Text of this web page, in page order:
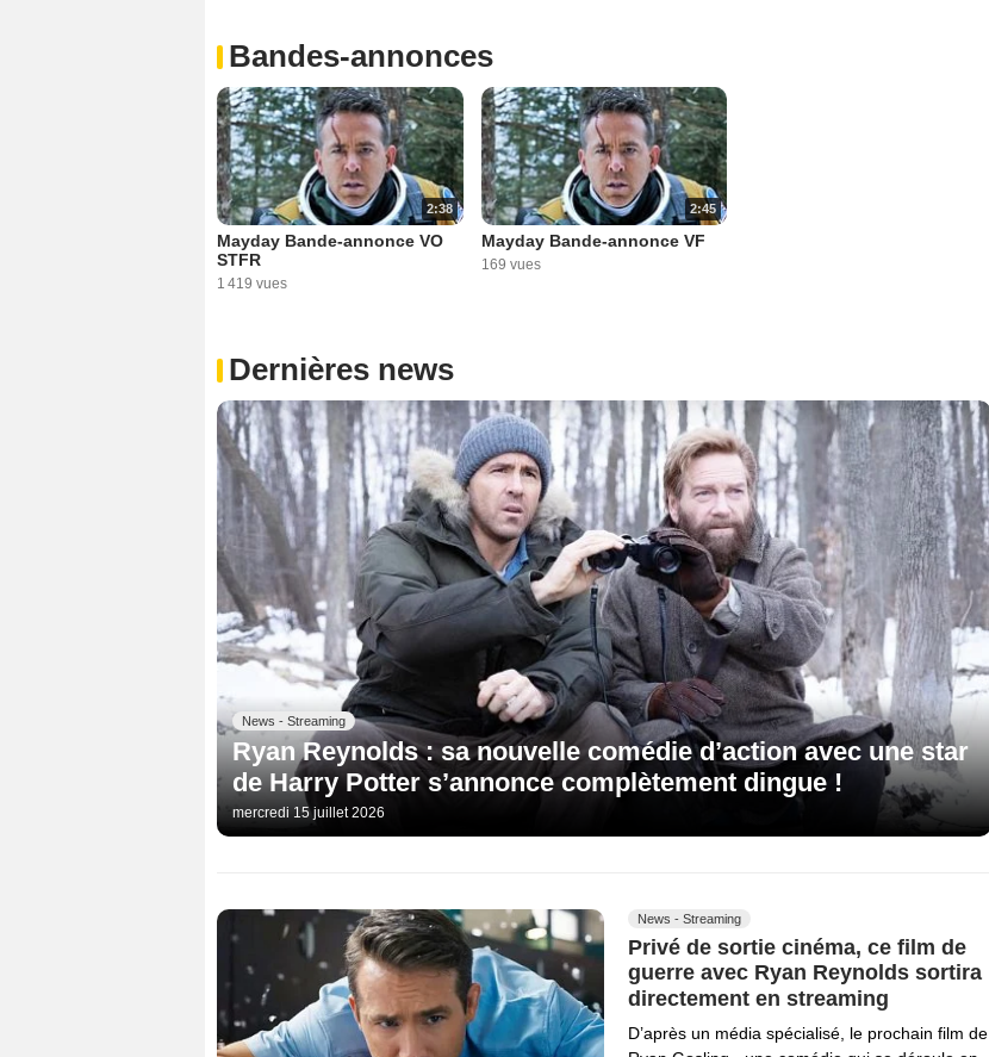
Bandes-annonces
2:38
Mayday Bande-annonce VO
STFR
1 419 vues
2:45
Mayday Bande-annonce VF
169 vues
Dernières news
News - Streaming
Ryan Reynolds : sa nouvelle comédie d’action avec une star
de Harry Potter s’annonce complètement dingue !
mercredi 15 juillet 2026
News - Streaming
Privé de sortie cinéma, ce film de
guerre avec Ryan Reynolds sortira
directement en streaming
D’après un média spécialisé, le prochain film de